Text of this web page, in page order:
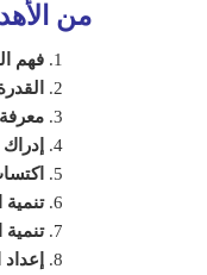
من
فهم
إدراك
تنمية